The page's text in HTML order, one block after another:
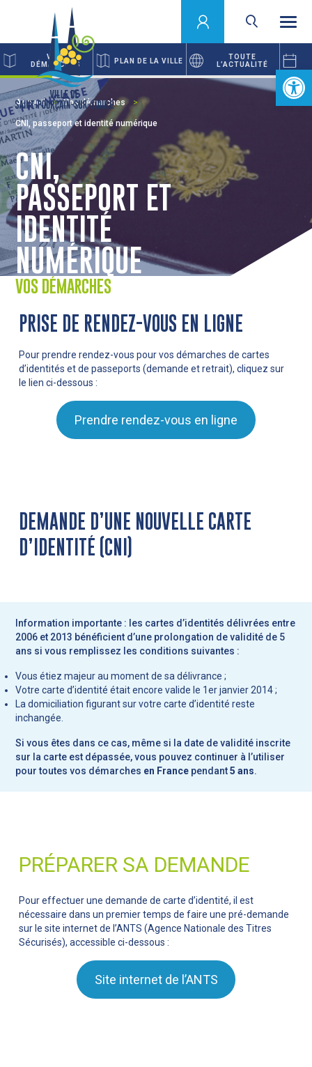
Ouvrir
VOS
DÉMARCHES
PLAN DE LA VILLE
TOUTE
L’ACTUALITÉ
Accueil Vos démarches
CNI, passeport et identité numérique
CNI,
PASSEPORT ET
IDENTITÉ
NUMÉRIQUE
VOS DÉMARCHES
PRISE DE RENDEZ-VOUS EN LIGNE
Pour prendre rendez-vous pour vos démarches de cartes
d’identités et de passeports (demande et retrait), cliquez sur
le lien ci-dessous :
Prendre rendez-vous en ligne
DEMANDE D’UNE NOUVELLE CARTE
D’IDENTITÉ (CNI)
Information importante : les cartes d’identités délivrées entre
2006 et 2013 bénéficient d’une prolongation de validité de 5
ans si vous remplissez les conditions suivantes :
Vous étiez majeur au moment de sa délivrance ;
Votre carte d’identité était encore valide le 1er janvier 2014 ;
La domiciliation figurant sur votre carte d’identité reste
inchangée.
Si vous êtes dans ce cas, même si la date de validité inscrite
sur la carte est dépassée, vous pouvez continuer à l’utiliser
pour toutes vos démarches en France pendant5 ans.
PRÉPARER SA DEMANDE
Pour effectuer une demande de carte d’identité, il est
nécessaire dans un premier temps de faire une pré-demande
sur le site internet de l’ANTS (Agence Nationale des Titres
Sécurisés), accessible ci-dessous :
Site internet de l’ANTS